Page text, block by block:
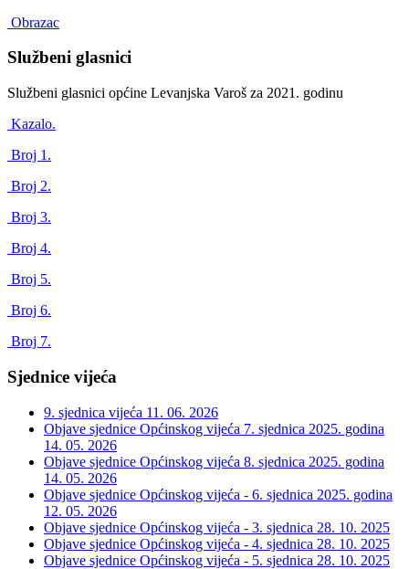
Obrazac
Službeni glasnici
Službeni glasnici općine Levanjska Varoš za 2021. godinu
Kazalo.
Broj 1.
Broj 2.
Broj 3.
Broj 4.
Broj 5.
Broj 6.
Broj 7.
Sjednice vijeća
9. sjednica vijeća 11. 06. 2026
Objave sjednice Općinskog vijeća 7. sjednica 2025. godina
14. 05. 2026
Objave sjednice Općinskog vijeća 8. sjednica 2025. godina
14. 05. 2026
Objave sjednice Općinskog vijeća - 6. sjednica 2025. godina
12. 05. 2026
Objave sjednice Općinskog vijeća - 3. sjednica 28. 10. 2025
Objave sjednice Općinskog vijeća - 4. sjednica 28. 10. 2025
Objave sjednice Općinskog vijeća - 5. sjednica 28. 10. 2025